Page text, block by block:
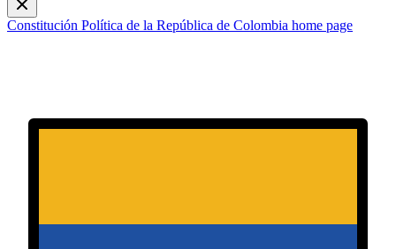
Constitución Política de la República de Colombia home page